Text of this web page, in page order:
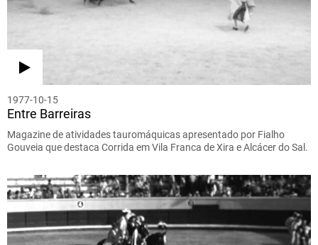
1977-10-15
Entre Barreiras
Magazine de atividades tauromáquicas apresentado por Fialho
Gouveia que destaca Corrida em Vila Franca de Xira e Alcácer do Sal.